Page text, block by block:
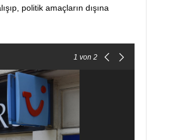
politik amaçların dışına
1 von 2